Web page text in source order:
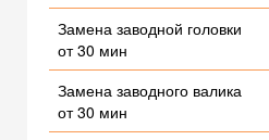
Замена заводной головки
от 30 мин
Замена заводного валика
от 30 мин